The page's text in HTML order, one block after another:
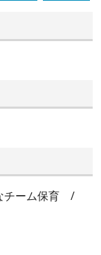
チーム保育 /